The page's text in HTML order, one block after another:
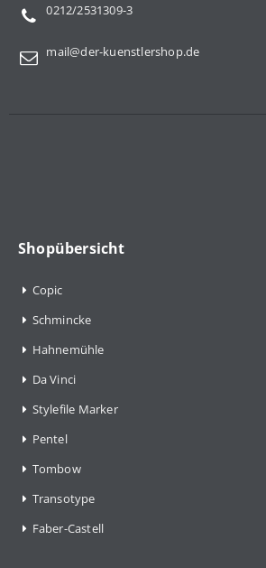
0212/2531309-3
mail@der-kuenstlershop.de
Shopübersicht
Copic
Schmincke
Hahnemühle
Da Vinci
Stylefile Marker
Pentel
Tombow
Transotype
Faber-Castell